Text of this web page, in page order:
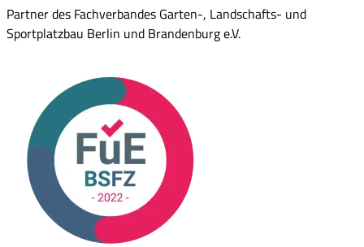
Partner des Fachverbandes Garten-, Landschafts- und
Sportplatzbau Berlin und Brandenburg e.V.